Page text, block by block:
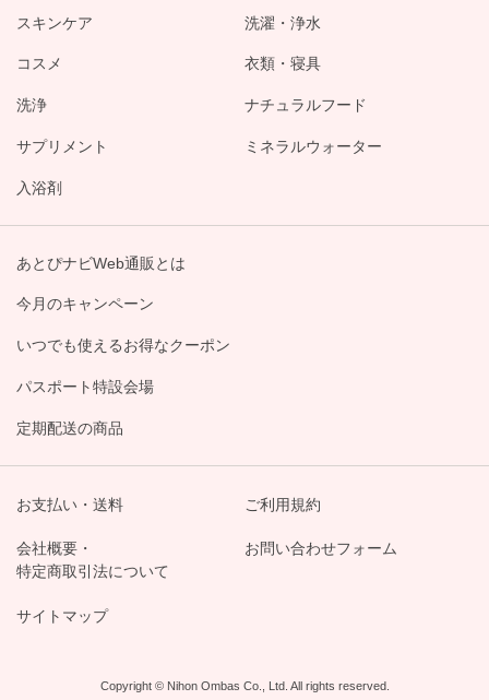
スキンケア
コスメ
洗浄
サプリメント
入浴剤
洗濯・浄水
衣類・寝具
ナチュラルフード
ミネラルウォーター
あとぴナビWeb通販とは
今月のキャンペーン
いつでも使えるお得なクーポン
パスポート特設会場
定期配送の商品
お支払い・送料 ご利用規約
会社概要・
特定商取引法について
お問い合わせフォーム
サイトマップ
Copyright © Nihon Ombas Co., Ltd. All rights reserved.